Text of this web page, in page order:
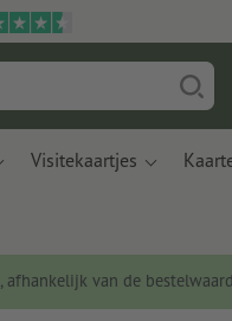
Visitekaartjes
, afhankelijk van de